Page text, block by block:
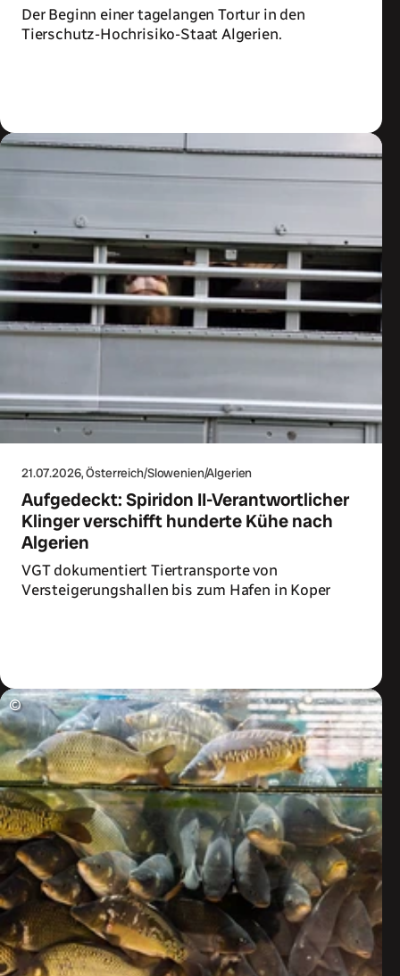
Der Beginn einer tagelangen Tortur in den
Tierschutz-Hochrisiko-Staat Algerien.
21.07.2026, Österreich/Slowenien/Algerien
Aufgedeckt: Spiridon II-Verantwortlicher
Klinger verschifft hunderte Kühe nach
Algerien
VGT dokumentiert Tiertransporte von
Versteigerungshallen bis zum Hafen in Koper
©